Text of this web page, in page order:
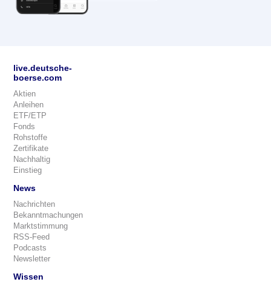
live.deutsche-
boerse.com
Aktien
Anleihen
ETF/ETP
Fonds
Rohstoffe
Zertifikate
Nachhaltig
Einstieg
News
Nachrichten
Bekanntmachungen
Marktstimmung
RSS-Feed
Podcasts
Newsletter
Wissen